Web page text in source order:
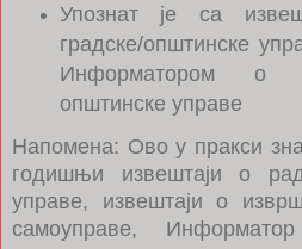
Упознат је са
градске/општинске
Информатором о
општинске управе
Напомена: Ово у пракси
годишњи извештаји о
управе, извештаји о
самоуправе,